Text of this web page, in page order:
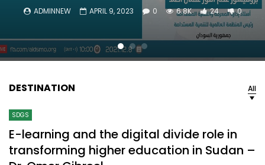
ADMINNEW APRIL 9, 2023 0 6.8K 24 0
DESTINATION All
SDGS
E-learning and the digital divide role in
transforming higher education in Sudan –